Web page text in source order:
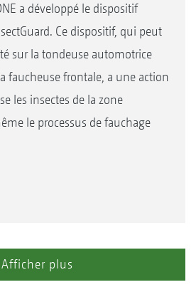
a développé le dispositif
Ce dispositif, qui peut
sur la tondeuse automotrice
faucheuse frontale, a une action
les insectes de la zone
le processus de fauchage
Afficher plus